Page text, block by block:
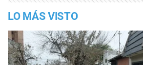
LO MÁS VISTO